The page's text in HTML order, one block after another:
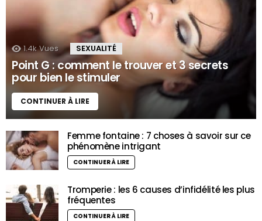
1.4k Vues SEXUALITÉ
Point G : comment le trouver et 3 secrets
pour bien le stimuler
CONTINUER À LIRE
Femme fontaine : 7 choses à savoir sur ce
phénomène intrigant
CONTINUER À LIRE
Tromperie : les 6 causes d’infidélité les plus
fréquentes
CONTINUER À LIRE